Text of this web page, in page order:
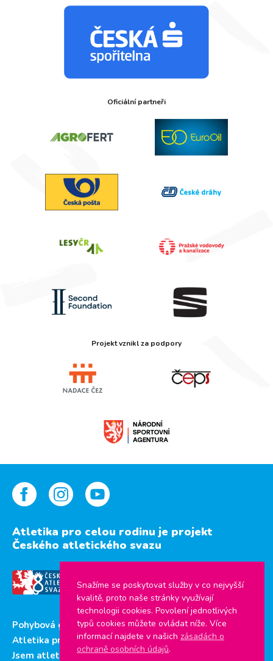
Oficiální partneři
Projekt vznikl za podpory
Atletika pro celou rodinu je projekt
Českého atletického svazu
Pohybová gramotnost
Atletika pro děti
Jsem atlet
Snažíme se poskytovat služby v co nejvyšší
kvalitě, proto naše stránky využívají
technologii cookies. Povolení jednotlivých
typů cookies můžete ovládat níže. Více
informací najdete v našich zásadách o
ochraně osobních údajů.